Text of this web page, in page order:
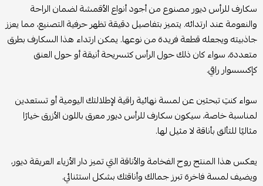
سكارف للرأس ديور مصنوع من أجود أنواع الأقمشة لضمان الراحة
والنعومة عند ارتدائه. يتميز بتفاصيل دقيقة تظهر حرفية التصنيع، مما يعزز
جاذبيته ويجعله قطعة فريدة من نوعها. يمكن ارتداء هذا السكارف بطرق
متعددة، سواء كان ذلك حول الرأس كتسريحة أنيقة أو حول العنق
كإكسسوار راقي.
سواء كنتِ تبحثين عن لمسة نهائية راقية لإطلالتك اليومية أو تستعدين
لمناسبة خاصة، سيكون سكارف للرأس ديور معرق باللون الأزرق خيارًا
مثاليًا للتألق بأناقة لا مثيل لها.
يعكس هذا المنتج روح الفخامة والأناقة التي تميز دار الأزياء العريقة ديور،
ويضيف لمسة فاخرة تبرز جمالك وأناقتك بشكل استثنائي.